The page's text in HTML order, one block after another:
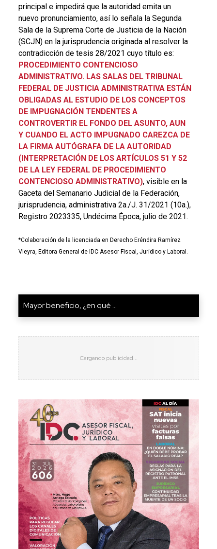
principal e impedirá que la autoridad emita un
nuevo pronunciamiento, así lo señala la Segunda
Sala de la Suprema Corte de Justicia de la Nación
(SCJN) en la jurisprudencia originada al resolver la
contradicción de tesis 28/2021 cuyo título es:
PROCEDIMIENTO CONTENCIOSO
ADMINISTRATIVO. LAS SALAS DEL TRIBUNAL
FEDERAL DE JUSTICIA ADMINISTRATIVA ESTÁN
OBLIGADAS AL ESTUDIO DE LOS CONCEPTOS
DE IMPUGNACIÓN TENDENTES A
CONTROVERTIR EL FONDO DEL ASUNTO, AUN
Y CUANDO EL ACTO IMPUGNADO CAREZCA DE
LA FIRMA AUTÓGRAFA DE LA AUTORIDAD
(INTERPRETACIÓN DE LOS ARTÍCULOS 51 Y 52
DE LA LEY FEDERAL DE PROCEDIMIENTO
CONTENCIOSO ADMINISTRATIVO), visible en la
Gaceta del Semanario Judicial de la Federación,
jurisprudencia, administrativa 2a./J. 31/2021 (10a.),
Registro 2023335, Undécima Época, julio de 2021.
*Colaboración de la licenciada en Derecho Eréndira Ramírez
Vieyra, Editora General de IDC Asesor Fiscal, Jurídico y Laboral.
Mayor beneficio, ¿en qué ...